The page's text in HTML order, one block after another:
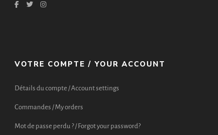
VOTRE COMPTE / YOUR ACCOUNT
Détails du compte / Account settings
Commandes / My orders
Mot de passe perdu ? / Forgot your password?